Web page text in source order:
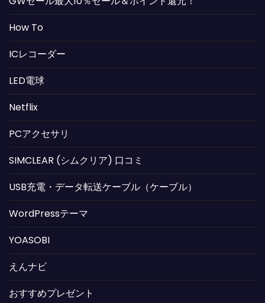
How To
ICレコーダー
LED電球
Netflix
PCアクセサリ
SIMCLEAR (シムクリア) 口コミ
USB充電・データ転送ケーブル（ケーブル）
WordPressテーマ
YOASOBI
えんナビ
おすすめプレゼント